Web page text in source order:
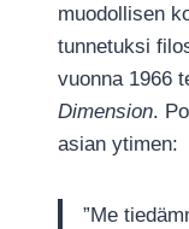
muodollisen
tunnetuksi
vuonna 1966
Dimension.
asian ytimen:
”Me